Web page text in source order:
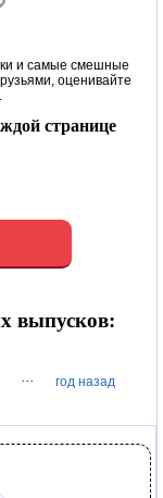
и самые смешные
оценивайте
странице
выпусков:
··· год назад